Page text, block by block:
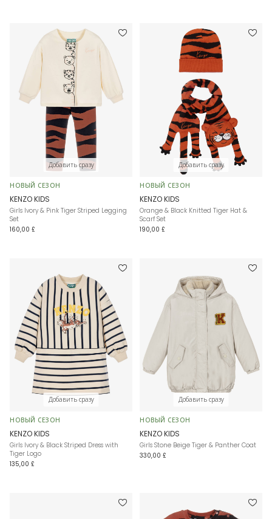
Добавить сразу
НОВЫЙ СЕЗОН
KENZO KIDS
Girls Ivory & Pink Tiger Striped Legging
Set
160,00 £
Добавить сразу
НОВЫЙ СЕЗОН
KENZO KIDS
Orange & Black Knitted Tiger Hat &
Scarf Set
190,00 £
Добавить сразу
НОВЫЙ СЕЗОН
KENZO KIDS
Girls Ivory & Black Striped Dress with
Tiger Logo
135,00 £
Добавить сразу
НОВЫЙ СЕЗОН
KENZO KIDS
Girls Stone Beige Tiger & Panther Coat
330,00 £